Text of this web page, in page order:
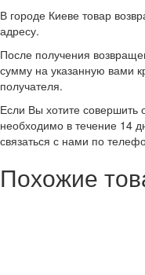
В городе Киеве товар
адресу.
После получения
сумму на указанную вами
получателя.
Если Вы хотите совершить
необходимо в течение 14
связаться с нами по
Похожие